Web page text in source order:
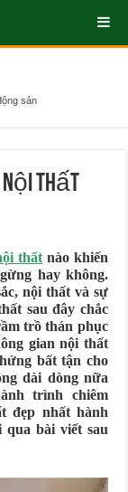
nội thất
thấtnào khiến
hay không.
nội thất và sự
sau đây chắc
trồ thán phục
gian nội thất
bất tận cho
dài dòng nữa
trình chiêm
đẹp nhất hành
qua bài viết sau